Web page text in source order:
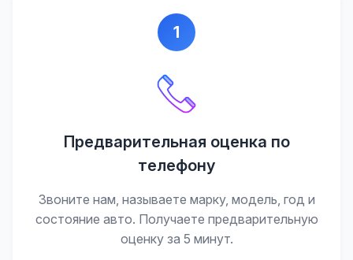
1
Предварительная оценка по
телефону
Звоните нам, называете марку, модель, год и
состояние авто. Получаете предварительную
оценку за 5 минут.